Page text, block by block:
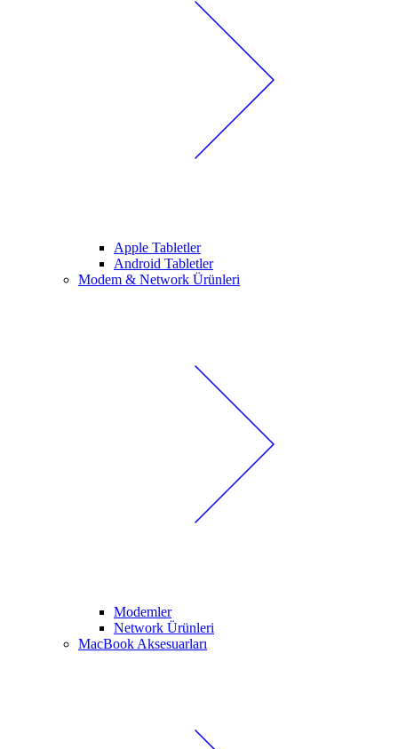
Apple Tabletler
Android Tabletler
Modem & Network Ürünleri
Modemler
Network Ürünleri
MacBook Aksesuarları